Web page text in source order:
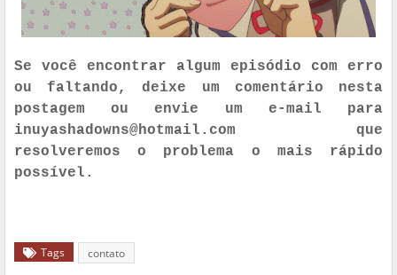
Se você encontrar algum episódio com erro
ou faltando, deixe um comentário nesta
postagem ou envie um e-mail para
inuyashadowns@hotmail.com que
resolveremos o problema o mais rápido
possível.
Tags contato